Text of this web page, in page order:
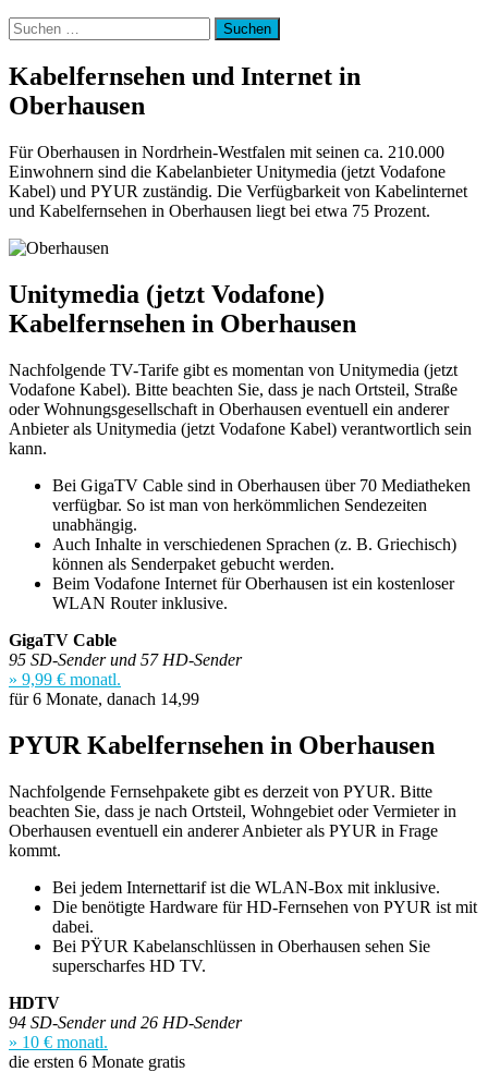
Suchen
nach:
Kabelfernsehen und Internet in
Oberhausen
Für Oberhausen in Nordrhein-Westfalen mit seinen ca. 210.000
Einwohnern sind die Kabelanbieter Unitymedia (jetzt Vodafone
Kabel) und PYUR zuständig. Die Verfügbarkeit von Kabelinternet
und Kabelfernsehen in Oberhausen liegt bei etwa 75 Prozent.
Unitymedia (jetzt Vodafone)
Kabelfernsehen in Oberhausen
Nachfolgende TV-Tarife gibt es momentan von Unitymedia (jetzt
Vodafone Kabel). Bitte beachten Sie, dass je nach Ortsteil, Straße
oder Wohnungsgesellschaft in Oberhausen eventuell ein anderer
Anbieter als Unitymedia (jetzt Vodafone Kabel) verantwortlich sein
kann.
Bei GigaTV Cable sind in Oberhausen über 70 Mediatheken
verfügbar. So ist man von herkömmlichen Sendezeiten
unabhängig.
Auch Inhalte in verschiedenen Sprachen (z. B. Griechisch)
können als Senderpaket gebucht werden.
Beim Vodafone Internet für Oberhausen ist ein kostenloser
WLAN Router inklusive.
GigaTV Cable
95 SD-Sender und 57 HD-Sender
» 9,99 € monatl.
für 6 Monate, danach 14,99
PYUR Kabelfernsehen in Oberhausen
Nachfolgende Fernsehpakete gibt es derzeit von PYUR. Bitte
beachten Sie, dass je nach Ortsteil, Wohngebiet oder Vermieter in
Oberhausen eventuell ein anderer Anbieter als PYUR in Frage
kommt.
Bei jedem Internettarif ist die WLAN-Box mit inklusive.
Die benötigte Hardware für HD-Fernsehen von PYUR ist mit
dabei.
Bei PŸUR Kabelanschlüssen in Oberhausen sehen Sie
superscharfes HD TV.
HDTV
94 SD-Sender und 26 HD-Sender
» 10 € monatl.
die ersten 6 Monate gratis